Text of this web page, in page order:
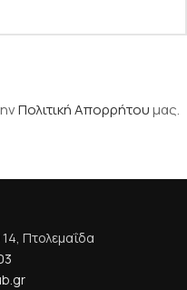
Πολιτική Απορρήτουμας.
Πτολεμαΐδα